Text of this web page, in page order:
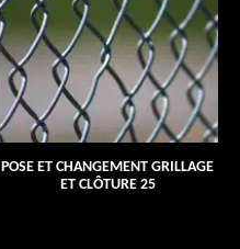
POSE ET CHANGEMENT GRILLAGE
ET CLÔTURE 25